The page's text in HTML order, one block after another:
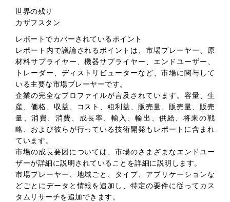
世界の残り
カザフスタン
レポートでカバーされているポイント
レポート内で議論されるポイントは、市場プレーヤー、原
材料サプライヤー、機器サプライヤー、エンドユーザー、
トレーダー、ディストリビューターなど、市場に関与して
いる主要な市場プレーヤーです。
企業の完全なプロファイルが言及されています。容量、生
産、価格、収益、コスト、粗利益、販売量、販売量、販売
量、消費、消費、成長率、輸入、輸出、供給、将来の戦
略、および彼らが行っている技術開発もレポートに含まれ
ています。
市場の成長要因については、市場のさまざまなエンドユー
ザーが詳細に説明されていることを詳細に説明します。
市場プレーヤー、地域ごと、タイプ、アプリケーションな
どごとにデータと情報を追加し、特定の要件に従ってカス
タムリサーチを追加できます。